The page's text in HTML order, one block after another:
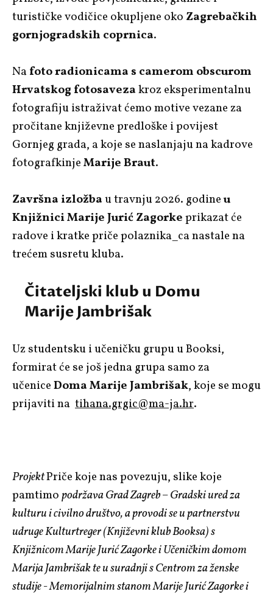
turističke vodičice okupljene oko Zagrebačkih
gornjogradskih coprnica.
Na foto radionicama s camerom obscurom
Hrvatskog fotosavezakroz eksperimentalnu
fotografiju istraživat ćemo motive vezane za
pročitane književne predloške i povijest
Gornjeg grada, a koje se naslanjaju na kadrove
fotografkinjeMarije Braut.
Završna izložbau travnju 2026. godineu
Knjižnici Marije Jurić Zagorkeprikazat će
radove i kratke priče polaznika_ca nastale na
trećem susretu kluba.
Čitateljski klub u Domu
Marije Jambrišak
Uz studentsku i učeničku grupu u Booksi,
formirat će se još jedna grupa samo za
učeniceDoma Marije Jambrišak, koje se mogu
prijaviti na tihana.grgic@ma-ja.hr.
ProjektPriče koje nas povezuju, slike koje
pamtimopodržava Grad Zagreb – Gradski ured za
kulturu i civilno društvo, a provodi se u partnerstvu
udruge Kulturtreger (Književni klub Booksa) s
Knjižnicom Marije Jurić Zagorke i Učeničkim domom
Marija Jambrišak te u suradnji s Centrom za ženske
studije - Memorijalnim stanom Marije Jurić Zagorke i